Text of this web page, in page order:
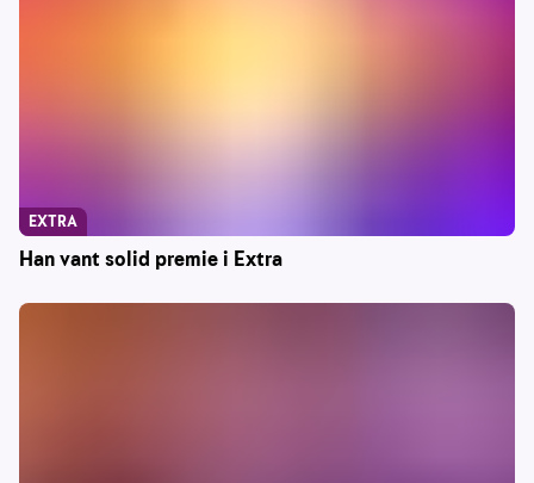
Han vant solid premie i Extra
EXTRA